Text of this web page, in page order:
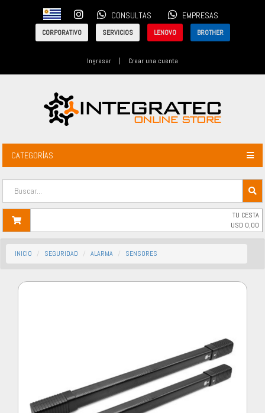
CONSULTAS EMPRESAS
CORPORATIVO SERVICIOS LENOVO BROTHER
Ingresar | Crear una cuenta
CATEGORÍAS
TU CESTA
USD 0,00
INICIO SEGURIDAD ALARMA SENSORES